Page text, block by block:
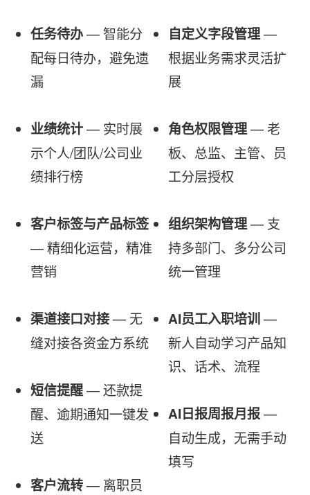
任务待办 — 智能分
配每日待办，避免遗
漏
业绩统计 — 实时展
示个人/团队/公司业
绩排行榜
客户标签与产品标签
— 精细化运营，精准
营销
渠道接口对接 — 无
缝对接各资金方系统
短信提醒 — 还款提
醒、逾期通知一键发
送
客户流转 — 离职员
自定义字段管理 —
根据业务需求灵活扩
展
角色权限管理 — 老
板、总监、主管、员
工分层授权
组织架构管理 — 支
持多部门、多分公司
统一管理
AI员工入职培训 —
新人自动学习产品知
识、话术、流程
AI日报周报月报 —
自动生成，无需手动
填写